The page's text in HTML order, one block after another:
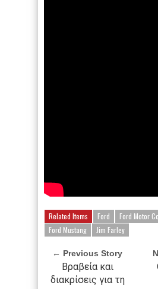
Related Items Ford
Ford Motor
Ford Mustang
Jim Farley
← Previous Story
Βραβεία και
διακρίσεις για τη